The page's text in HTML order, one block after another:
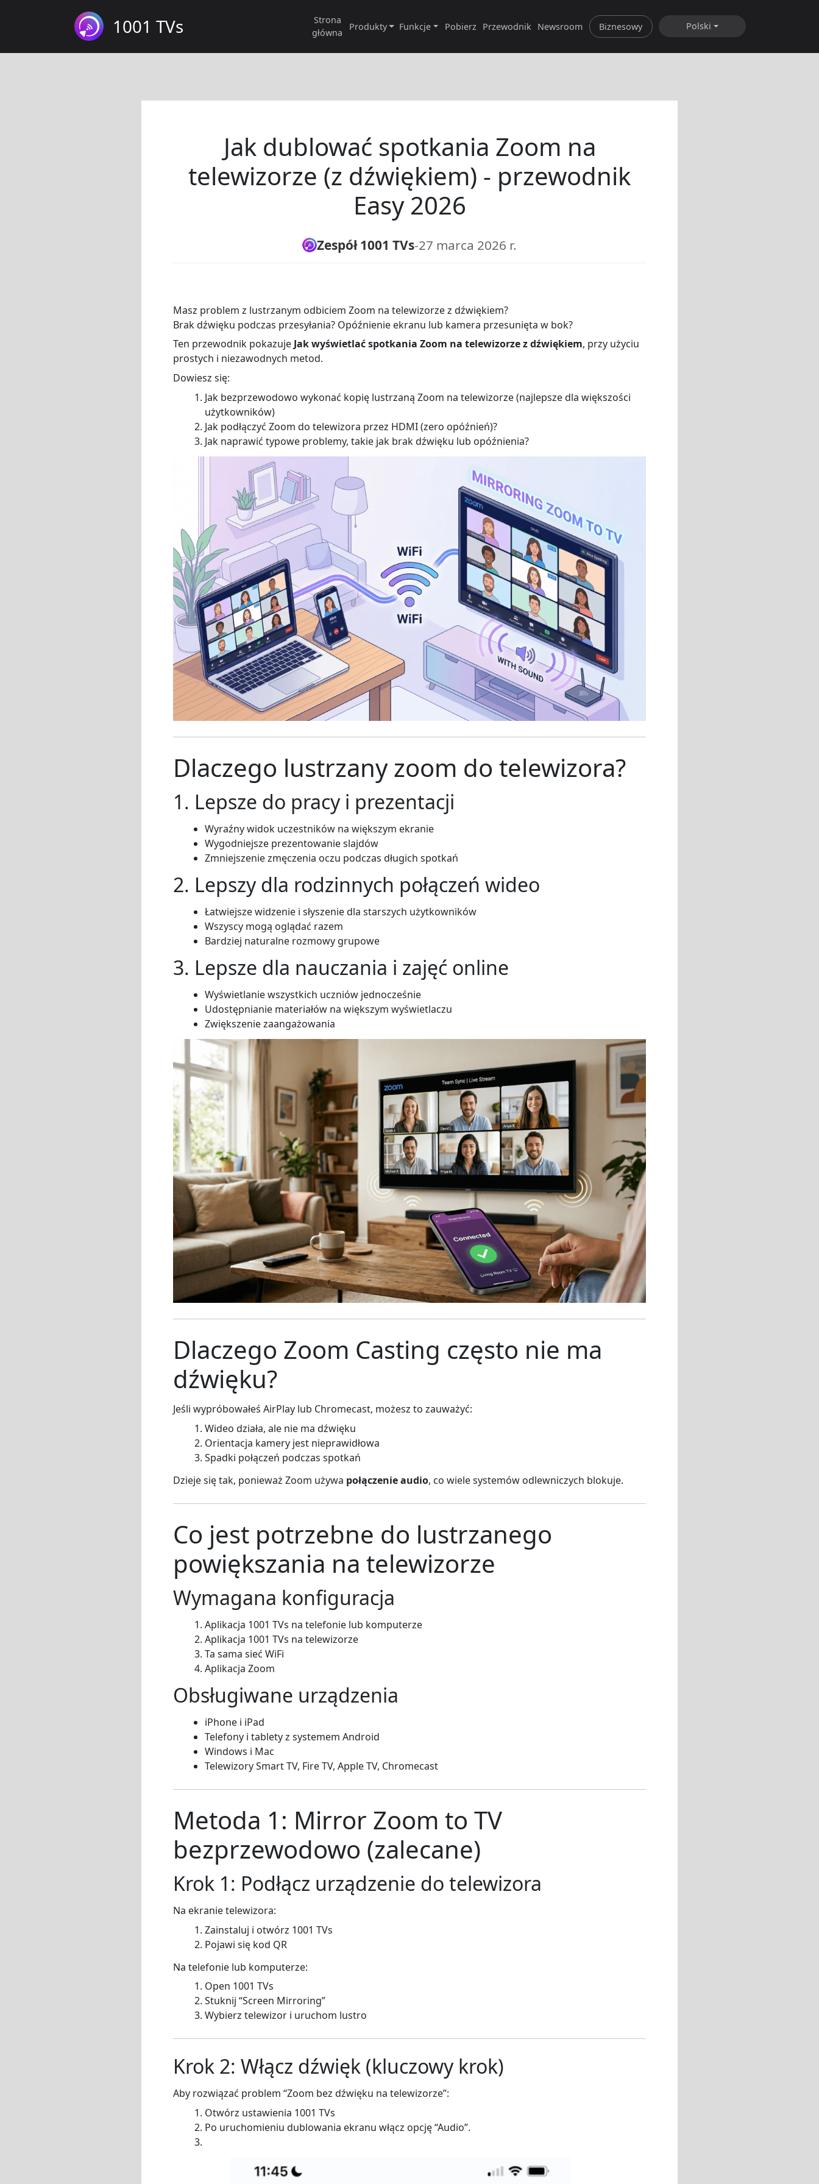
1001 TVs
Strona
główna
Produkty Funkcje Pobierz Przewodnik Newsroom Biznesowy Polski
Jak dublować spotkania Zoom na
telewizorze (z dźwiękiem) - przewodnik
Easy 2026
Zespół 1001 TVs-27 marca 2026 r.
Masz problem z lustrzanym odbiciem Zoom na telewizorze z dźwiękiem?
Brak dźwięku podczas przesyłania? Opóźnienie ekranu lub kamera przesunięta w bok?
Ten przewodnik pokazujeJak wyświetlać spotkania Zoom na telewizorze z dźwiękiem, przy użyciu
prostych i niezawodnych metod.
Dowiesz się:
Jak bezprzewodowo wykonać kopię lustrzaną Zoom na telewizorze (najlepsze dla większości
użytkowników)
Jak podłączyć Zoom do telewizora przez HDMI (zero opóźnień)?
Jak naprawić typowe problemy, takie jak brak dźwięku lub opóźnienia?
Dlaczego lustrzany zoom do telewizora?
1. Lepsze do pracy i prezentacji
Wyraźny widok uczestników na większym ekranie
Wygodniejsze prezentowanie slajdów
Zmniejszenie zmęczenia oczu podczas długich spotkań
2. Lepszy dla rodzinnych połączeń wideo
Łatwiejsze widzenie i słyszenie dla starszych użytkowników
Wszyscy mogą oglądać razem
Bardziej naturalne rozmowy grupowe
3. Lepsze dla nauczania i zajęć online
Wyświetlanie wszystkich uczniów jednocześnie
Udostępnianie materiałów na większym wyświetlaczu
Zwiększenie zaangażowania
Dlaczego Zoom Casting często nie ma
dźwięku?
Jeśli wypróbowałeś AirPlay lub Chromecast, możesz to zauważyć:
Wideo działa, ale nie ma dźwięku
Orientacja kamery jest nieprawidłowa
Spadki połączeń podczas spotkań
Dzieje się tak, ponieważ Zoom używa połączenie audio, co wiele systemów odlewniczych blokuje.
Co jest potrzebne do lustrzanego
powiększania na telewizorze
Wymagana konfiguracja
Aplikacja 1001 TVs na telefonie lub komputerze
Aplikacja 1001 TVs na telewizorze
Ta sama sieć WiFi
Aplikacja Zoom
Obsługiwane urządzenia
iPhone i iPad
Telefony i tablety z systemem Android
Windows i Mac
Telewizory Smart TV, Fire TV, Apple TV, Chromecast
Metoda 1: Mirror Zoom to TV
bezprzewodowo (zalecane)
Krok 1: Podłącz urządzenie do telewizora
Na ekranie telewizora:
Zainstaluj i otwórz 1001 TVs
Pojawi się kod QR
Na telefonie lub komputerze:
Open 1001 TVs
Stuknij “Screen Mirroring”
Wybierz telewizor i uruchom lustro
Krok 2: Włącz dźwięk (kluczowy krok)
Aby rozwiązać problem “Zoom bez dźwięku na telewizorze”:
Otwórz ustawienia 1001 TVs
Po uruchomieniu dublowania ekranu włącz opcję “Audio”.